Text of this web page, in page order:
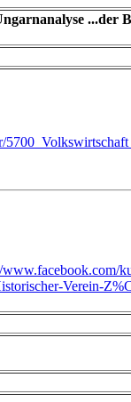
...der
www.facebook.com/
Verein-